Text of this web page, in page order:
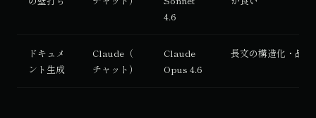
4.6
ドキュメ
ント生成
Claude（
チャット）
Claude
Opus 4.6
長文の構造化・品質